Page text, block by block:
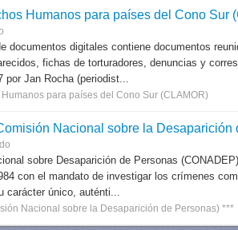
Humanos para países del Cono Sur
documentos digitales contiene documentos
fichas de torturadores, denuncias y
por Jan Rocha (periodist...
para países del Cono Sur (CLAMOR)
Nacional sobre la Desaparición
sobre Desaparición de Personas
con el mandato de investigar los crímenes
carácter único, auténti...
Nacional sobre la Desaparición de Personas) ***